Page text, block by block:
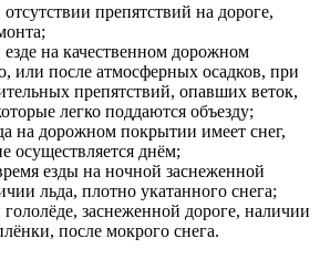
препятствий на дороге,
на качественном дорожном
или после атмосферных осадков, при
препятствий, опавших веток,
легко поддаются объезду;
на дорожном покрытии имеет снег,
осуществляется днём;
езды на ночной заснеженной
льда, плотно укатанного снега;
заснеженной дороге, наличии
после мокрого снега.